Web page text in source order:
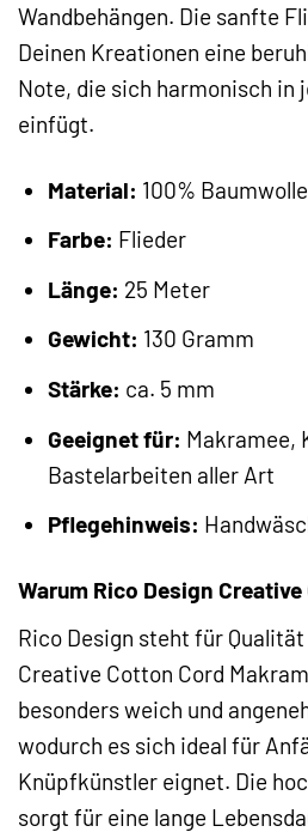
Wandbehängen. Die sanfte
Deinen Kreationen eine
Note, die sich harmonisch in
einfügt.
Material: 100% Baumwolle
Farbe: Flieder
Länge: 25 Meter
Gewicht: 130 Gramm
Stärke: ca. 5 mm
Geeignet für: Makramee,
Bastelarbeiten aller Art
Pflegehinweis:
Warum Rico Design
Rico Design steht für
Creative Cotton Cord
besonders weich und
wodurch es sich ideal für
Knüpfkünstler eignet. Die
sorgt für eine lange